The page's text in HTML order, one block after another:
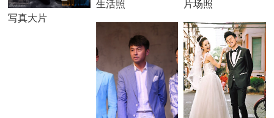
写真大片
生活照 片场照